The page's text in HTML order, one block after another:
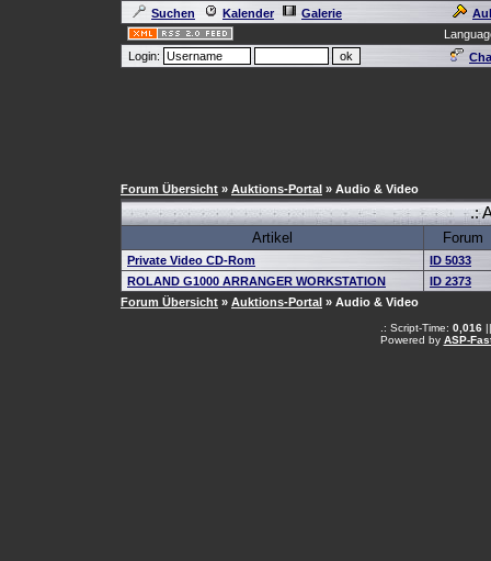
Suchen Kalender Galerie
Login:
Forum Übersicht » Auktions-Portal » Audio & Video
.:
Artikel Forum
Private Video CD-Rom
ID 5033
ROLAND G1000 ARRANGER WORKSTATION
ID 2373
Forum Übersicht » Auktions-Portal » Audio & Video
.: Script-Time: 0,016||
Powered by ASP-